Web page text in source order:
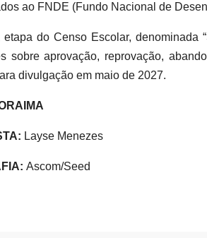
ao FNDE (Fundo Nacional de
etapa do Censo Escolar, denominada
sobre aprovação, reprovação,
divulgação em maio de 2027.
Layse Menezes
Ascom/Seed